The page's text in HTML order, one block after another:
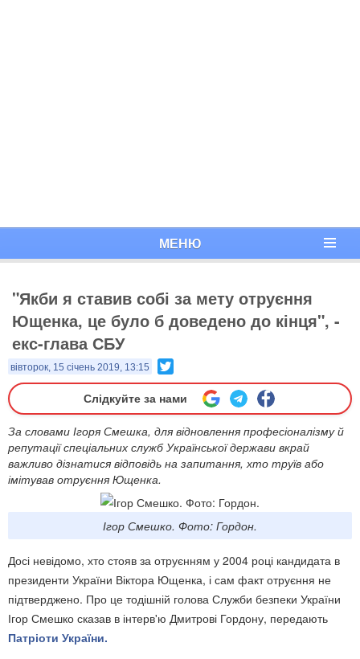
МЕНЮ
"Якби я ставив собі за мету отруєння
Ющенка, це було б доведено до кінця", -
екс-глава СБУ
вівторок, 15 січень 2019, 13:15
Слідкуйте за нами
За словами Ігоря Смешка, для відновлення професіоналізму й
репутації спеціальних служб Української держави вкрай
важливо дізнатися відповідь на запитання, хто труїв або
імітував отруєння Ющенка.
Ігор Смешко. Фото: Гордон.
Досі невідомо, хто стояв за отруєнням у 2004 році кандидата в
президенти України Віктора Ющенка, і сам факт отруєння не
підтверджено. Про це тодішній голова Служби безпеки України
Ігор Смешко сказав в інтерв'ю Дмитрові Гордону, передають
Патріоти України.